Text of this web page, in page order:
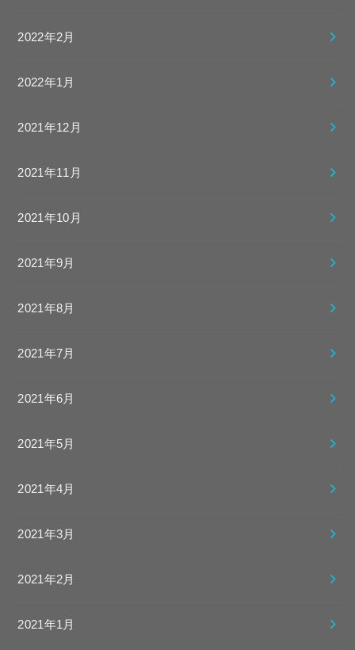
2022年2月
2022年1月
2021年12月
2021年11月
2021年10月
2021年9月
2021年8月
2021年7月
2021年6月
2021年5月
2021年4月
2021年3月
2021年2月
2021年1月